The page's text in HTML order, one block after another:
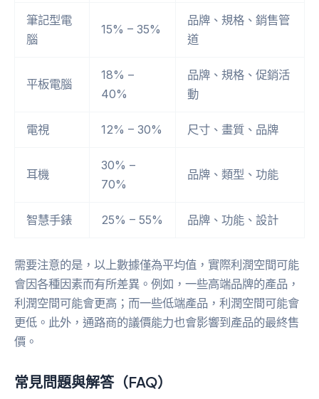
筆記型電
腦
15% – 35%
品牌、規格、銷售管
道
平板電腦
18% –
40%
品牌、規格、促銷活
動
電視 12% – 30% 尺寸、畫質、品牌
耳機
30% –
70%
品牌、類型、功能
智慧手錶 25% – 55% 品牌、功能、設計
需要注意的是，以上數據僅為平均值，實際利潤空間可能
會因各種因素而有所差異。例如，一些高端品牌的產品，
利潤空間可能會更高；而一些低端產品，利潤空間可能會
更低。此外，通路商的議價能力也會影響到產品的最終售
價。
常見問題與解答（FAQ）